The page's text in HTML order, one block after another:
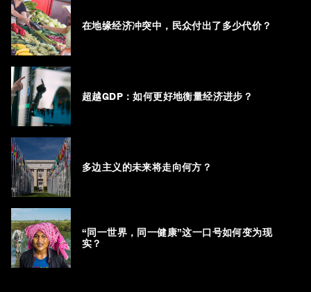
在地缘经济冲突中，民众付出了多少代价？
超越GDP：如何更好地衡量经济进步？
多边主义的未来将走向何方？
“同一世界，同一健康”这一口号如何变为现
实？